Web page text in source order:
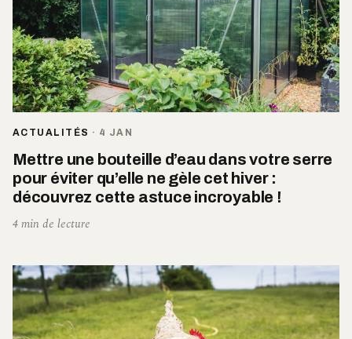
ACTUALITÉS · 4 JAN
Mettre une bouteille d’eau dans votre serre
pour éviter qu’elle ne gèle cet hiver :
découvrez cette astuce incroyable !
4 min de lecture